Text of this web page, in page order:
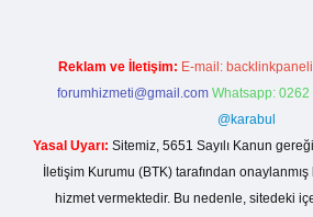
Reklam ve İletişim: E-mail:
forumhizmeti@gmail.com Whatsapp: 0262
@karabul
Yasal Uyarı: Sitemiz, 5651 Sayılı Kanun
İletişim Kurumu (BTK) tarafından
hizmet vermektedir. Bu nedenle, sitedeki